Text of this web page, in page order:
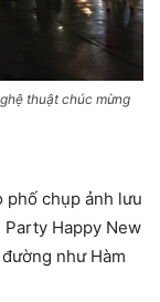
thuật chúc mừng
phố chụp ảnh lưu
Happy New
như Hàm